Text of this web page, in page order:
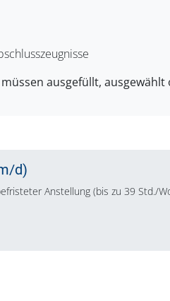
ausgefüllt,
d)
Anstellung (bis zu 39 Std./